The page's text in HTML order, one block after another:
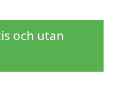
och utan